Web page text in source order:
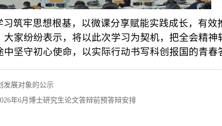
筑牢思想根基，以微课分享赋能实践成长，有效
家纷纷表示，将以此次学习为契机，把全会精神
坚守初心使命，以实际行动书写科创报国的青春
发展对象的公示
年6月博士研究生论文答辩前预答辩安排